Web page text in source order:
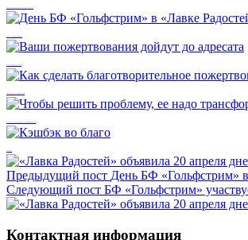
Предыдущий пост День БФ «Гольфстрим»
Следующий пост БФ «Гольфстрим»
Контактная информация